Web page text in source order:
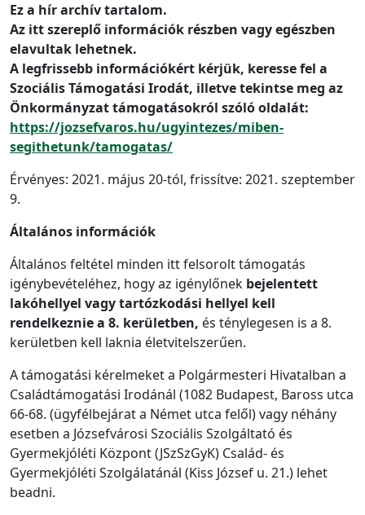
Ez a hír archív tartalom.
Az itt szereplő információk részben vagy egészben
elavultak lehetnek.
A legfrissebb információkért kérjük, keresse fel a
Szociális Támogatási Irodát, illetve tekintse meg az
Önkormányzat támogatásokról szóló oldalát:
https://jozsefvaros.hu/ugyintezes/miben-
segithetunk/tamogatas/
Érvényes: 2021. május 20-tól, frissítve: 2021. szeptember
9.
Általános információk
Általános feltétel minden itt felsorolt támogatás
igénybevételéhez, hogy az igénylőnek bejelentett
lakóhellyel vagy tartózkodási hellyel kell
rendelkeznie a 8. kerületben, és ténylegesen is a 8.
kerületben kell laknia életvitelszerűen.
A támogatási kérelmeket a Polgármesteri Hivatalban a
Családtámogatási Irodánál (1082 Budapest, Baross utca
66-68. (ügyfélbejárat a Német utca felől) vagy néhány
esetben a Józsefvárosi Szociális Szolgáltató és
Gyermekjóléti Központ (JSzSzGyK) Család- és
Gyermekjóléti Szolgálatánál (Kiss József u. 21.) lehet
beadni.